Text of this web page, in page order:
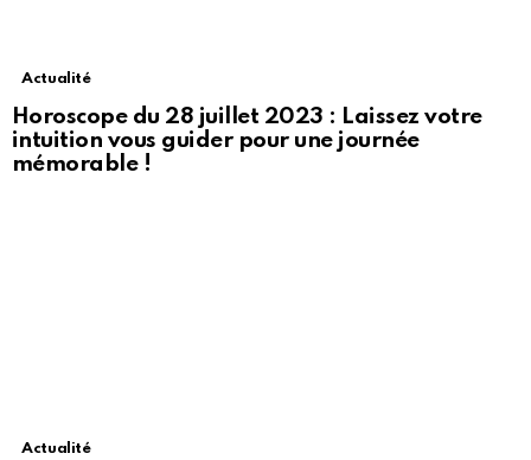
Actualité
Horoscope du 28 juillet 2023 : Laissez votre
intuition vous guider pour une journée
mémorable !
Actualité